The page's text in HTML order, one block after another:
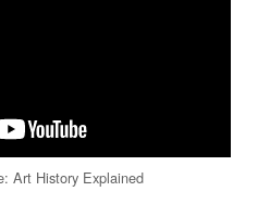
Art History Explained